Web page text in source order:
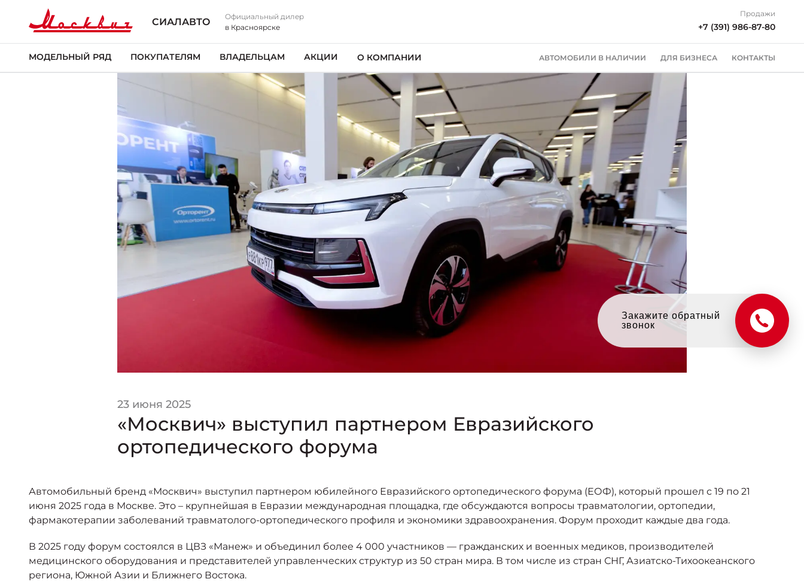
СИАЛАВТО
Официальный дилер
в Красноярске
Продажи
+7 (391) 986-87-80
МОДЕЛЬНЫЙ РЯД ПОКУПАТЕЛЯМ ВЛАДЕЛЬЦАМ АКЦИИ О КОМПАНИИ АВТОМОБИЛИ В НАЛИЧИИ ДЛЯ БИЗНЕСА КОНТАКТЫ
23 июня 2025
«Москвич» выступил партнером Евразийского
ортопедического форума
Автомобильный бренд «Москвич» выступил партнером юбилейного Евразийского ортопедического форума (ЕОФ), который прошел с 19 по 21
июня 2025 года в Москве. Это – крупнейшая в Евразии международная площадка, где обсуждаются вопросы травматологии, ортопедии,
фармакотерапии заболеваний травматолого-ортопедического профиля и экономики здравоохранения. Форум проходит каждые два года.
В 2025 году форум состоялся в ЦВЗ «Манеж» и объединил более 4 000 участников –– гражданских и военных медиков, производителей
медицинского оборудования и представителей управленческих структур из 50 стран мира. В том числе из стран СНГ, Азиатско-Тихоокеанского
региона, Южной Азии и Ближнего Востока.